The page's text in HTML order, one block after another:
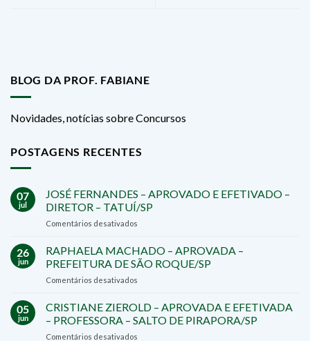
BLOG DA PROF. FABIANE
Novidades, notícias sobre Concursos
POSTAGENS RECENTES
07
jul
JOSÉ FERNANDES – APROVADO E EFETIVADO –
DIRETOR – TATUÍ/SP
Comentários desativados
FERNANDES
–
APROVADO
–
DIRETOR
26
jun
RAPHAELA MACHADO – APROVADA –
PREFEITURA DE SÃO ROQUE/SP
Comentários desativados
MACHADO
APROVADA
05
jun
CRISTIANE ZIEROLD – APROVADA E EFETIVADA
– PROFESSORA – SALTO DE PIRAPORA/SP
Comentários desativados